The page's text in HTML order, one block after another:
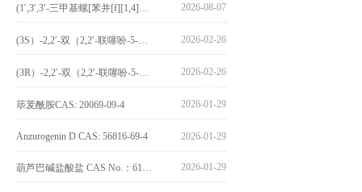
2026-08-07
2026-02-26
2026-02-26
荜茇酰胺CAS: 20069-09-4 2026-01-29
Anzurogenin D CAS: 56816-69-4 2026-01-29
2026-01-29